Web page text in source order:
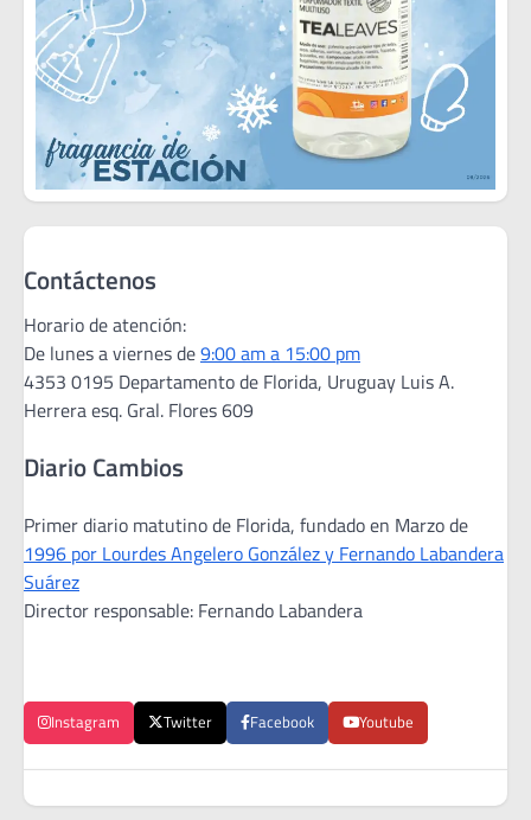
Contáctenos
Horario de atención:
De lunes a viernes de9:00 am a 15:00 pm
4353 0195 Departamento de Florida, Uruguay Luis A.
Herrera esq. Gral. Flores 609
Diario Cambios
Primer diario matutino de Florida, fundado en Marzo de
1996 por Lourdes Angelero González y Fernando Labandera
Suárez
Director responsable: Fernando Labandera
Instagram Twitter Facebook Youtube